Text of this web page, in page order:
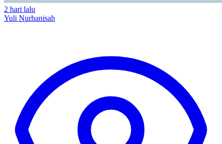
2 hari lalu
Yuli Nurhanisah